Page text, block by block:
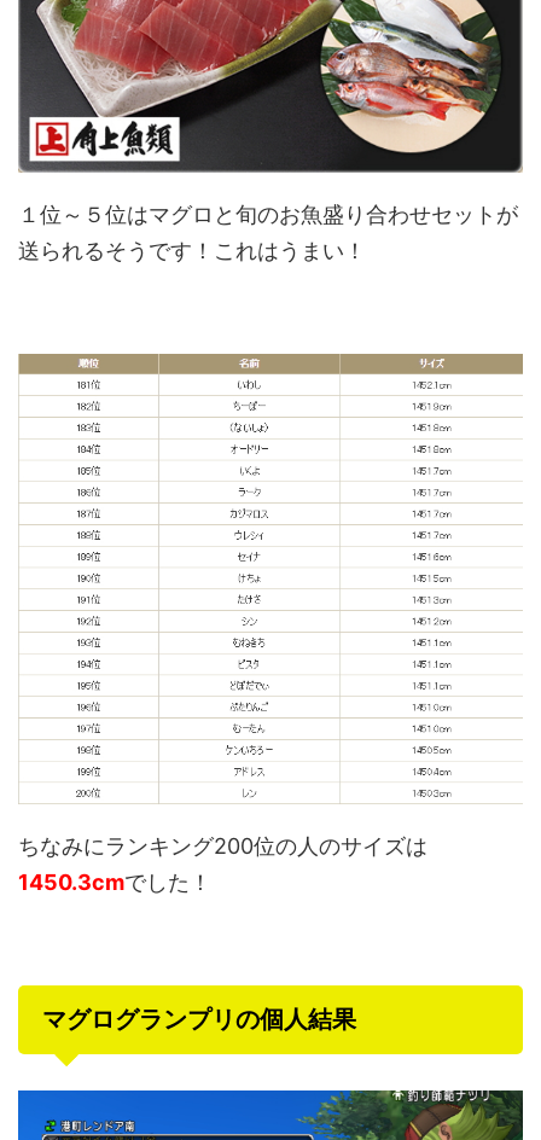
１位～５位はマグロと旬のお魚盛り合わせセットが
送られるそうです！これはうまい！
ちなみにランキング200位の人のサイズは
1450.3cmでした！
マグログランプリの個人結果